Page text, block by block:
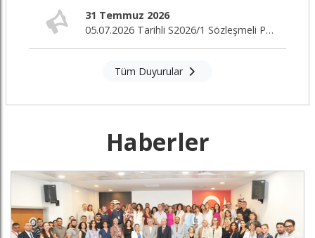
31 Temmuz 2026
05.07.2026 Tarihli S2026/1 Sözleşmeli Personel Alım İlanı Nihai Değerlendirme Sonuçları
Tüm Duyurular
Haberler